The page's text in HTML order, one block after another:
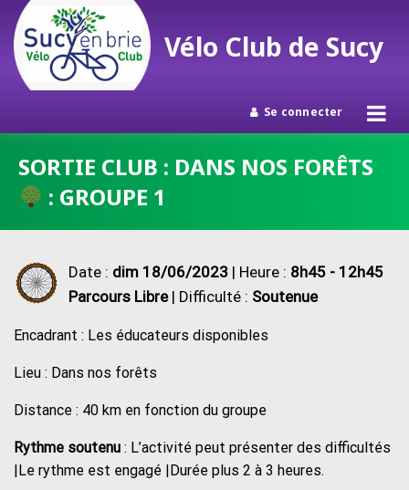
contenu
Vélo Club de Sucy
Se connecter
SORTIE CLUB : DANS NOS FORÊTS
: GROUPE 1
Date : dim 18/06/2023 | Heure : 8h45 - 12h45
Parcours Libre| Difficulté : Soutenue
Encadrant : Les éducateurs disponibles
Lieu : Dans nos forêts
Distance : 40 km en fonction du groupe
Rythme soutenu : L’activité peut présenter des difficultés
|Le rythme est engagé |Durée plus 2 à 3 heures.